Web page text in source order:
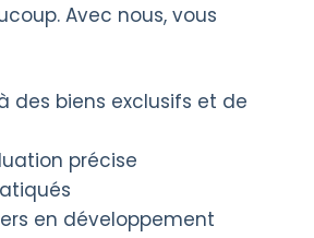
Avec nous, vous
des biens exclusifs et de
précise
en développement